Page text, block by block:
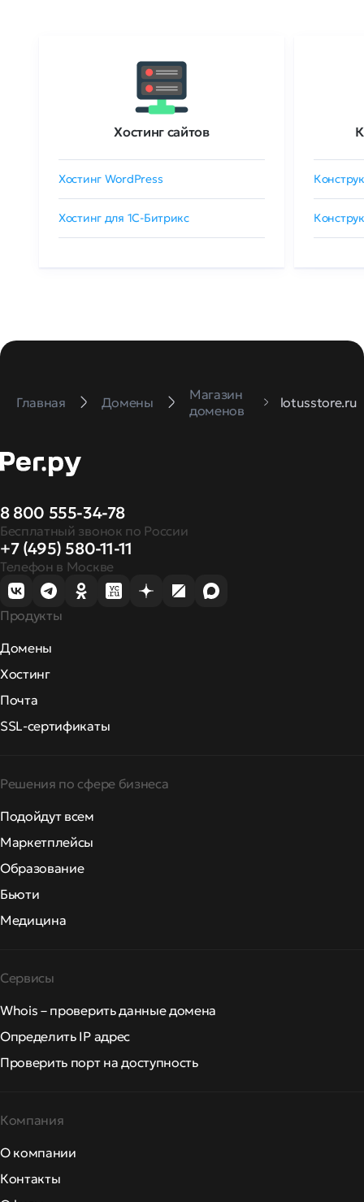
Хостинг сайтов
Хостинг WordPress
Хостинг для 1C-Битрикс
Главная Домены
Магазин
доменов
lotusstore.ru
8 800 555-34-78
Бесплатный звонок по России
+7 (495) 580-11-11
Телефон в Москве
Продукты
Домены
Хостинг
Почта
SSL-сертификаты
Решения по сфере бизнеса
Подойдут всем
Маркетплейсы
Образование
Бьюти
Медицина
Сервисы
Whois – проверить данные домена
Определить IP адрес
Проверить порт на доступность
Компания
О компании
Контакты